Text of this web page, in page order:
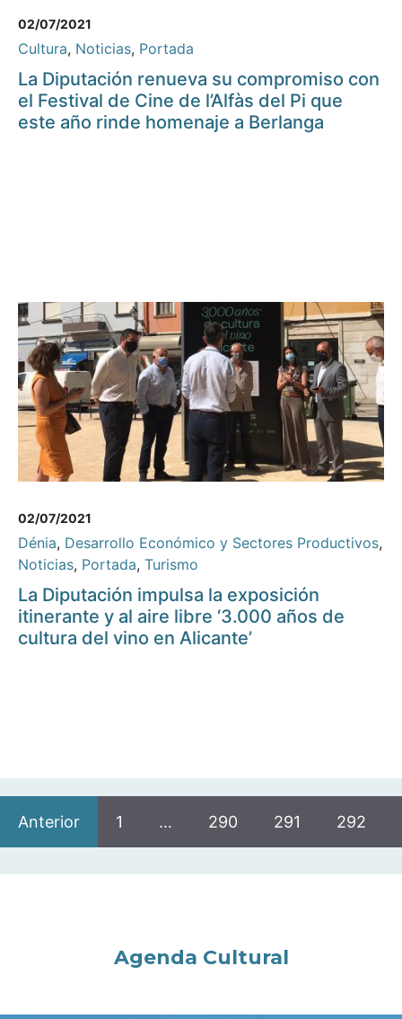
02/07/2021
Cultura, Noticias, Portada
La Diputación renueva su compromiso con
el Festival de Cine de l’Alfàs del Pi que
este año rinde homenaje a Berlanga
02/07/2021
Dénia, Desarrollo Económico y Sectores Productivos,
Noticias, Portada, Turismo
La Diputación impulsa la exposición
itinerante y al aire libre ‘3.000 años de
cultura del vino en Alicante’
Anterior 1 … 290 291 292
Agenda Cultural